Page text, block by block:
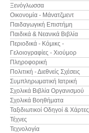
Ξενόγλωσσα
Οικονομία - Μάνατζμεντ
Παιδαγωγική Επιστήμη
Παιδικά & Νεανικά Βιβλία
Περιοδικά - Κόμικς -
Γελοιογραφίες - Χιούμορ
Πληροφορική
Πολιτική - Διεθνείς Σχέσεις
Συμπληρωματική Ιατρική
Σχολικά Βιβλία Οργανισμού
Σχολικά Βοηθήματα
Ταξιδιωτικοί Οδηγοί & Χάρτες
Τέχνες
Τεχνολογία